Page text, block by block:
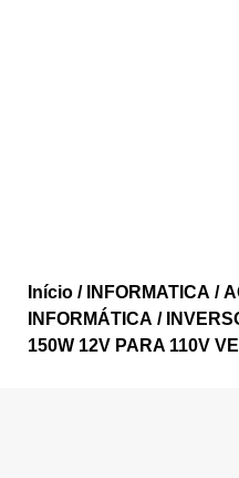
Início / INFORMATICA /
INFORMÁTICA /
150W 12V PARA 110V